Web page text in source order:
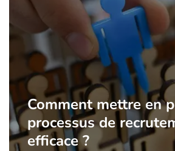
Comment mettre en
processus de
efficace ?